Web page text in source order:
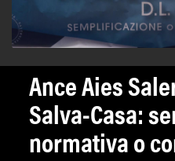
Ance Aies
Salva-Casa:
normativa o